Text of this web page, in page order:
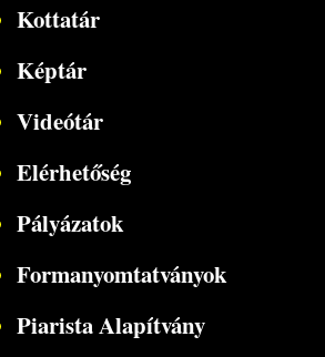
Kottatár
Képtár
Videótár
Elérhetőség
Pályázatok
Formanyomtatványok
Piarista Alapítvány